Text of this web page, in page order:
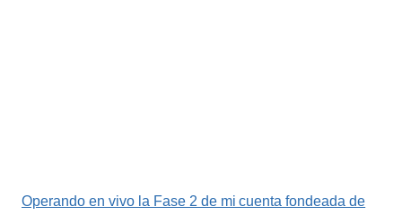
Operando en vivo la Fase 2 de mi cuenta fondeada de